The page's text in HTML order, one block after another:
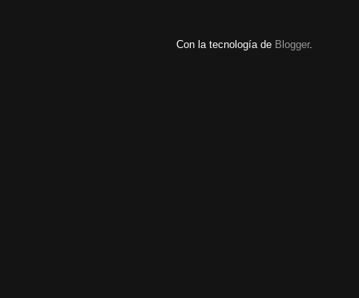
Con la tecnología de Blogger.